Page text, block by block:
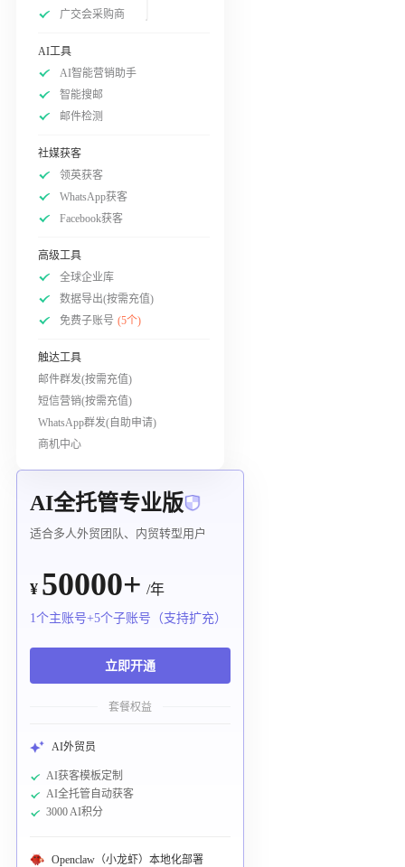
广交会采购商
AI工具
AI智能营销助手
智能搜邮
邮件检测
社媒获客
领英获客
WhatsApp获客
Facebook获客
高级工具
全球企业库
数据导出(按需充值)
免费子账号 (5个)
触达工具
邮件群发(按需充值)
短信营销(按需充值)
WhatsApp群发(自助申请)
商机中心
AI全托管专业版
适合多人外贸团队、内贸转型用户
¥ 50000+ /年
1个主账号+5个子账号（支持扩充）
立即开通
套餐权益
AI外贸员
AI获客模板定制
AI全托管自动获客
3000 AI积分
Openclaw（小龙虾）本地化部署